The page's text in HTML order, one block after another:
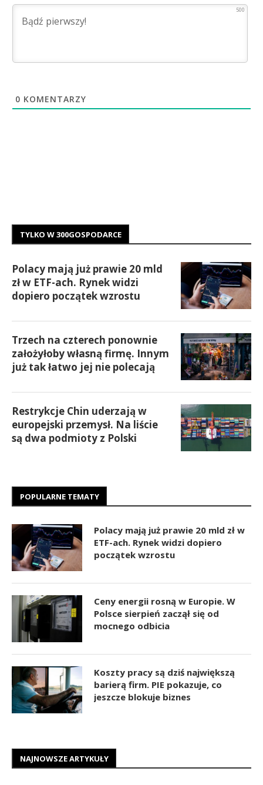
500
0 KOMENTARZY
TYLKO W 300GOSPODARCE
Polacy mają już prawie 20 mld
zł w ETF-ach. Rynek widzi
dopiero początek wzrostu
Trzech na czterech ponownie
założyłoby własną firmę. Innym
już tak łatwo jej nie polecają
Restrykcje Chin uderzają w
europejski przemysł. Na liście
są dwa podmioty z Polski
POPULARNE TEMATY
Polacy mają już prawie 20 mld zł w
ETF-ach. Rynek widzi dopiero
początek wzrostu
Ceny energii rosną w Europie. W
Polsce sierpień zaczął się od
mocnego odbicia
Koszty pracy są dziś największą
barierą firm. PIE pokazuje, co
jeszcze blokuje biznes
NAJNOWSZE ARTYKUŁY